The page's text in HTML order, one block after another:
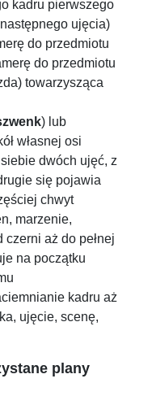
kadru pierwszego
ujęcia)
do przedmiotu
do przedmiotu
towarzysząca
) lub
własnej osi
dwóch ujęć, z
się pojawia
chwyt
marzenie,
czerni aż do pełnej
na początku
kadru aż
ujęcie, scenę,
plany